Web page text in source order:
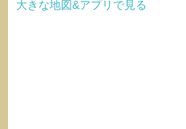
大きな地図&アプリで見る